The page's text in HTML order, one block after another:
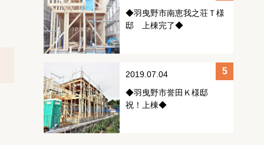
◆羽曳野市南恵我之荘Ｔ様
邸 上棟完了◆
2019.07.04
◆羽曳野市誉田Ｋ様邸
祝！上棟◆